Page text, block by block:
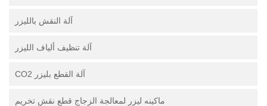
آلة النقش بالليزر
آلة تنظيف ألياف الليزر
آلة القطع بليزر CO2
ماكينه ليزر لمعالجة الزجاج قطع نقش تخريم